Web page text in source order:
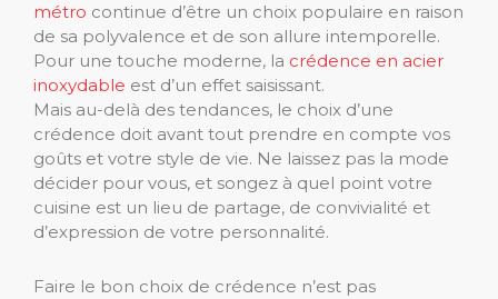
métro continue d’être un choix populaire en raison
de sa polyvalence et de son allure intemporelle.
Pour une touche moderne, la crédence en acier
inoxydable est d’un effet saisissant.
Mais au-delà des tendances, le choix d’une
crédence doit avant tout prendre en compte vos
goûts et votre style de vie. Ne laissez pas la mode
décider pour vous, et songez à quel point votre
cuisine est un lieu de partage, de convivialité et
d’expression de votre personnalité.
Faire le bon choix de crédence n’est pas